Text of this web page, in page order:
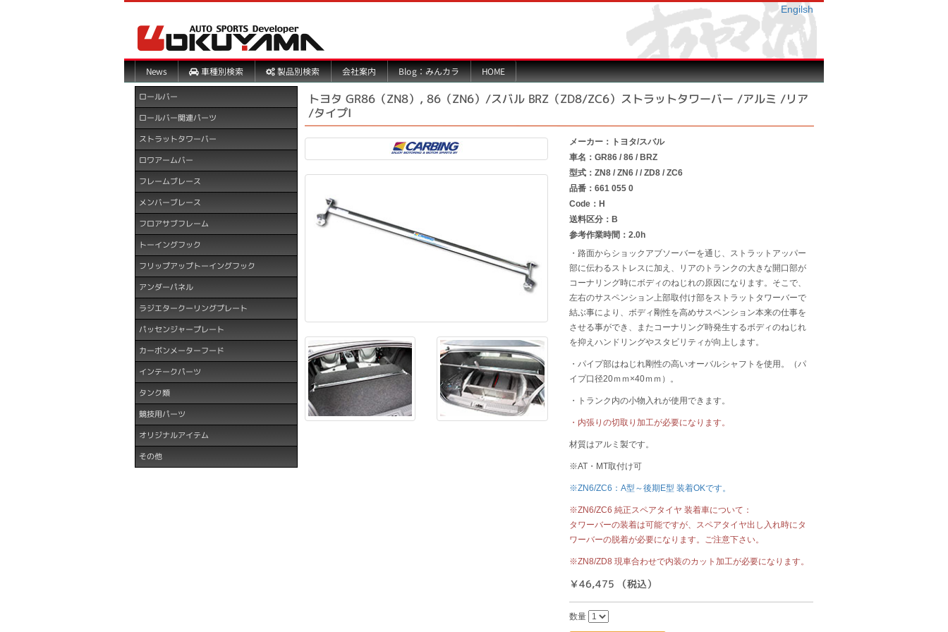
Engilsh
News 車種別検索 製品別検索 会社案内 Blog：みんカラ HOME
トヨタ GR86（ZN8）, 86（ZN6）/スバル BRZ（ZD8/ZC6）ストラットタワーバー /アルミ /リア
/タイプI
メーカー：トヨタ/スバル
車名：GR86 / 86 / BRZ
型式：ZN8 / ZN6 / / ZD8 / ZC6
品番：661 055 0
Code：H
送料区分：B
参考作業時間：2.0h
・路面からショックアブソーバーを通じ、ストラットアッパー
部に伝わるストレスに加え、リアのトランクの大きな開口部が
コーナリング時にボディのねじれの原因になります。そこで、
左右のサスペンション上部取付け部をストラットタワーバーで
結ぶ事により、ボディ剛性を高めサスペンション本来の仕事を
させる事ができ、またコーナリング時発生するボディのねじれ
を抑えハンドリングやスタビリティが向上します。
・パイプ部はねじれ剛性の高いオーバルシャフトを使用。（パ
イプ口径20ｍｍ×40ｍｍ）。
・トランク内の小物入れが使用できます。
・内張りの切取り加工が必要になります。
材質はアルミ製です。
※AT・MT取付け可
※ZN6/ZC6：A型～後期E型 装着OKです。
※ZN6/ZC6 純正スペアタイヤ 装着車について：
タワーバーの装着は可能ですが、スペアタイヤ出し入れ時にタ
ワーバーの脱着が必要になります。ご注意下さい。
※ZN8/ZD8 現車合わせで内装のカット加工が必要になります。
￥46,475 （税込）
数量
ロールバー
ロールバー関連パーツ
ストラットタワーバー
ロワアームバー
フレームブレース
メンバーブレース
フロアサブフレーム
トーイングフック
フリップアップトーイングフック
アンダーパネル
ラジエタークーリングプレート
パッセンジャープレート
カーボンメーターフード
インテークパーツ
タンク類
競技用パーツ
オリジナルアイテム
その他